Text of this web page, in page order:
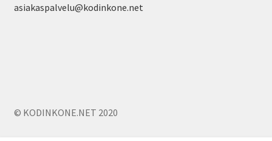
asiakaspalvelu@kodinkone.net
© KODINKONE.NET 2020